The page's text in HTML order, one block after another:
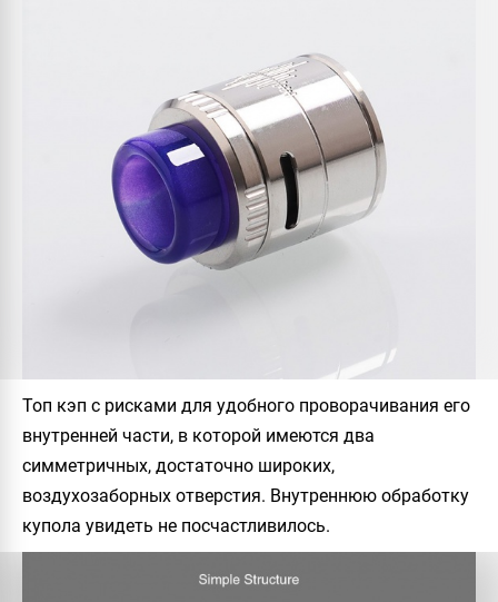
Топ кэп с рисками для удобного проворачивания его
внутренней части, в которой имеются два
симметричных, достаточно широких,
воздухозаборных отверстия. Внутреннюю обработку
купола увидеть не посчастливилось.